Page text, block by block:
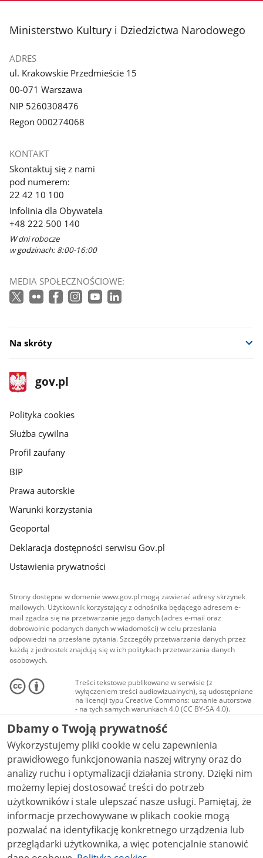
stopka
Ministerstwo Kultury i Dziedzictwa Narodowego
ADRES
ul. Krakowskie Przedmieście 15
00-071 Warszawa
NIP 5260308476
Regon 000274068
KONTAKT
Skontaktuj się z nami
pod numerem:
22 42 10 100
Infolinia dla Obywatela
+48 222 500 140
W dni robocze
w godzinach: 8:00-16:00
MEDIA SPOŁECZNOŚCIOWE:
Na skróty
stopka
gov.pl
Strona
gov.pl
gov.pl
Polityka cookies
Służba cywilna
Profil zaufany
BIP
Prawa autorskie
Warunki korzystania
Geoportal
Deklaracja dostępności serwisu Gov.pl
Ustawienia prywatności
Strony dostępne w domenie www.gov.pl mogą zawierać adresy skrzynek
mailowych. Użytkownik korzystający z odnośnika będącego adresem e-
mail zgadza się na przetwarzanie jego danych (adres e-mail oraz
dobrowolnie podanych danych w wiadomości) w celu przesłania
odpowiedzi na przesłane pytania. Szczegóły przetwarzania danych przez
każdą z jednostek znajdują się w ich politykach przetwarzania danych
osobowych.
Treści tekstowe publikowane w serwisie (z
wyłączeniem treści audiowizualnych), są udostępniane
na licencji typu Creative Commons: uznanie autorstwa
- na tych samych warunkach 4.0 (CC BY-SA 4.0).
Materiały audiowizualne, w tym zdjęcia, materiały
audio i wideo, są udostępniane na licencji typu
Creative Commons: uznanie autorstwa użycie
niekomercyjne - bez utworów zależnych 4.0 (CC BY-
NC-ND 4.0), o ile nie jest to stwierdzone inaczej.
Dbamy o Twoją prywatność
Wykorzystujemy pliki cookie w celu zapewnienia
prawidłowego funkcjonowania naszej witryny oraz do
analizy ruchu i optymalizacji działania strony. Dzięki nim
możemy lepiej dostosować treści do potrzeb
użytkowników i stale ulepszać nasze usługi. Pamiętaj, że
informacje przechowywane w plikach cookie mogą
pozwalać na identyfikację konkretnego urządzenia lub
przeglądarki użytkownika, a więc potencjalnie stanowić